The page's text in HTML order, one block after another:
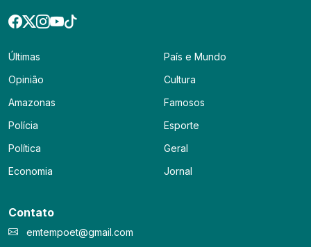
Últimas
Opinião
Amazonas
Polícia
Política
Economia
País e Mundo
Cultura
Famosos
Esporte
Geral
Jornal
Contato
emtempoet@gmail.com